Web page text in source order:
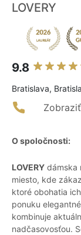
LOVERY
9.8
Bratislava,
O spoločnosti:
LOVERY dámska
miesto, kde
ktoré obohatia
ponuku
kombinuje
nadčasovosťou.